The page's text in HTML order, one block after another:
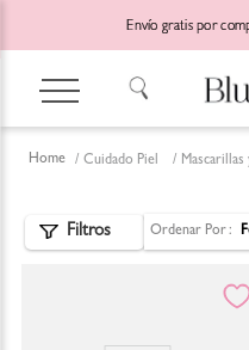
Envío gratis por
Cuidado Piel Mascarillas
Ordenar Por